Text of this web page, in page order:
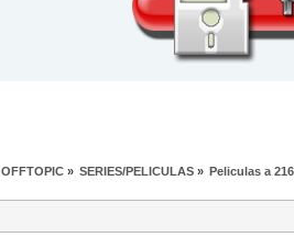
OFFTOPIC» SERIES/PELICULAS» Peliculas a